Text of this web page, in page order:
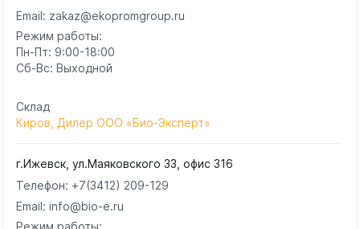
Email: zakaz@ekopromgroup.ru
Режим работы:
Пн-Пт: 9:00-18:00
Сб-Вс: Выходной
Склад
Киров, Дилер ООО «Био-Эксперт»
г.Ижевск, ул.Маяковского 33, офис 316
Телефон: +7(3412) 209-129
Email: info@bio-e.ru
Режим работы: